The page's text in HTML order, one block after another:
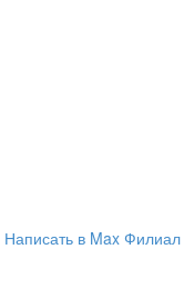
Написать в Max Филиал